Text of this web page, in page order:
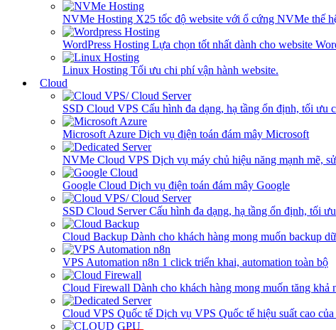
NVMe Hosting X25 tốc độ website với ổ cứng NVMe thế
WordPress Hosting Lựa chọn tốt nhất dành cho website
Linux Hosting Tối ưu chi phí vận hành website.
Cloud
SSD Cloud VPS Cấu hình đa dạng, hạ tầng ổn định, tối ưu
Microsoft Azure Dịch vụ điện toán đám mây Microsoft
NVMe Cloud VPS Dịch vụ máy chủ hiệu năng mạnh mẽ,
Google Cloud Dịch vụ điện toán đám mây Google
SSD Cloud ServerCấu hình đa dạng, hạ tầng ổn định, tối
Cloud Backup Dành cho khách hàng mong muốn backup
VPS Automation n8n 1 click triển khai, automation toàn bộ
Cloud Firewall Dành cho khách hàng mong muốn tăng khả
Cloud VPS Quốc tế Dịch vụ VPS Quốc tế hiệu suất cao